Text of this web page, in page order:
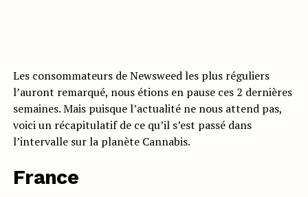
Les consommateurs de Newsweed les plus réguliers
l’auront remarqué, nous étions en pause ces 2 dernières
semaines. Mais puisque l’actualité ne nous attend pas,
voici un récapitulatif de ce qu’il s’est passé dans
l’intervalle sur la planète Cannabis.
France